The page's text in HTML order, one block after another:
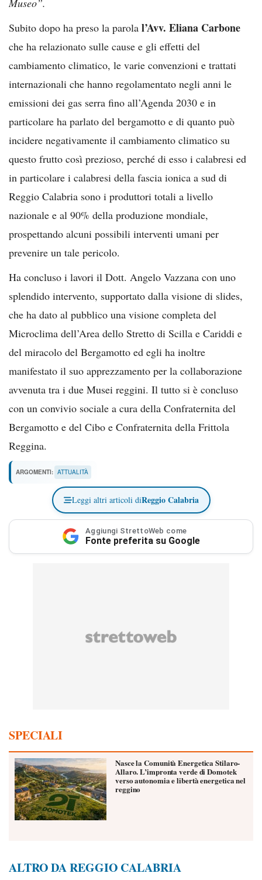
Museo”.
Subito dopo ha preso la parola l’Avv. Eliana Carbone
che ha relazionato sulle cause e gli effetti del
cambiamento climatico, le varie convenzioni e trattati
internazionali che hanno regolamentato negli anni le
emissioni dei gas serra fino all’Agenda 2030 e in
particolare ha parlato del bergamotto e di quanto può
incidere negativamente il cambiamento climatico su
questo frutto così prezioso, perché di esso i calabresi ed
in particolare i calabresi della fascia ionica a sud di
Reggio Calabria sono i produttori totali a livello
nazionale e al 90% della produzione mondiale,
prospettando alcuni possibili interventi umani per
prevenire un tale pericolo.
Ha concluso i lavori il Dott. Angelo Vazzana con uno
splendido intervento, supportato dalla visione di slides,
che ha dato al pubblico una visione completa del
Microclima dell’Area dello Stretto di Scilla e Cariddi e
del miracolo del Bergamotto ed egli ha inoltre
manifestato il suo apprezzamento per la collaborazione
avvenuta tra i due Musei reggini. Il tutto si è concluso
con un convivio sociale a cura della Confraternita del
Bergamotto e del Cibo e Confraternita della Frittola
Reggina.
ARGOMENTI: ATTUALITÀ
Leggi altri articoli diReggio Calabria
Aggiungi StrettoWeb come
Fonte preferita su Google
SPECIALI
Nasce la Comunità Energetica Stilaro-
Allaro. L’impronta verde di Domotek
verso autonomia e libertà energetica nel
reggino
ALTRO DA REGGIO CALABRIA